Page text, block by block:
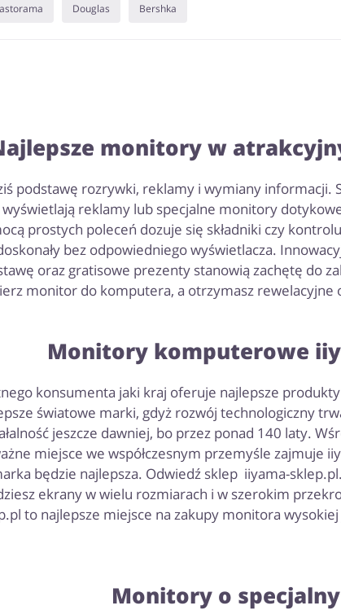
Douglas Bershka
monitory w
podstawę rozrywki, reklamy i wymiany
reklamy lub specjalne monitory
prostych poleceń dozuje się składniki czy
bez odpowiedniego wyświetlacza.
oraz gratisowe prezenty stanowią zachętę do
monitor do komputera, a otrzymasz rewelacyjne
Monitory komputerowe
konsumenta jaki kraj oferuje najlepsze
światowe marki, gdyż rozwój technologiczny
jeszcze dawniej, bo przez ponad 140 laty.
miejsce we współczesnym przemyśle zajmuje
będzie najlepsza. Odwiedź sklep iiyama-
ekrany w wielu rozmiarach i w szerokim
to najlepsze miejsce na zakupy monitora
Monitory o